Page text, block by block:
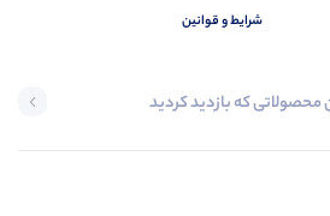
شرایط و قوانین
محصولاتی که بازدید کردید